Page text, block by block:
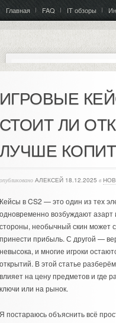
Главная FAQ IT обзоры
ЛИ
АЛЕКСЕЙ 18.12.2025 в
в CS2 — это один из тех
возбуждают
необычный скин может
прибыль. С другой —
и многие игроки
В этой статье
на цену предметов и где
или на рынок.
постараюсь объяснить всё